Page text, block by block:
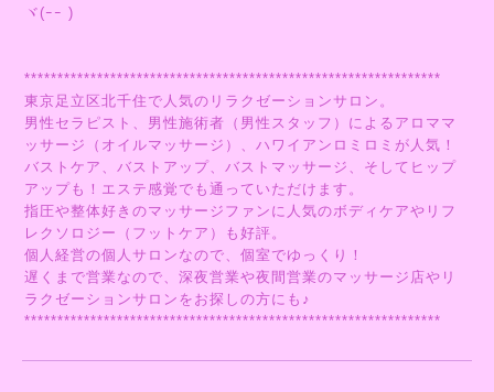
ヾ(ｰｰ )
***************************************************************
東京足立区北千住で人気のリラクゼーションサロン。
男性セラピスト、男性施術者（男性スタッフ）によるアロママ
ッサージ（オイルマッサージ）、ハワイアンロミロミが人気！
バストケア、バストアップ、バストマッサージ、そしてヒップ
アップも！エステ感覚でも通っていただけます。
指圧や整体好きのマッサージファンに人気のボディケアやリフ
レクソロジー（フットケア）も好評。
個人経営の個人サロンなので、個室でゆっくり！
遅くまで営業なので、深夜営業や夜間営業のマッサージ店やリ
ラクゼーションサロンをお探しの方にも♪
***************************************************************